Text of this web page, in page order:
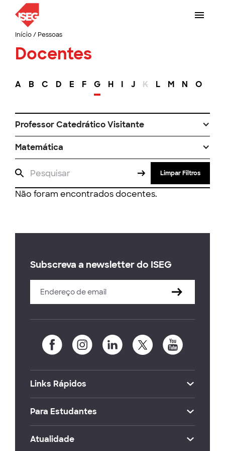
Início/ Pessoas
Docentes
A B C D E F G H I J K L M N O
Professor Catedrático Visitante
Matemática
Limpar Filtros
Não foram encontrados docentes.
Subscreva a newsletter do ISEG
Links Rápidos
Para Estudantes
Atualidade